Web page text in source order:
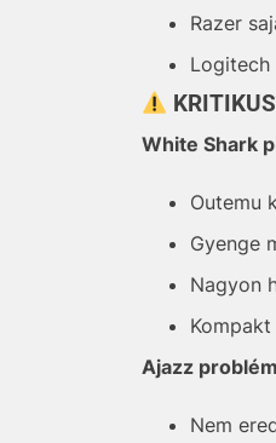
Razer
Logitech
White Shark
Outemu
Gyenge
Nagyon
Ajazz
Nem